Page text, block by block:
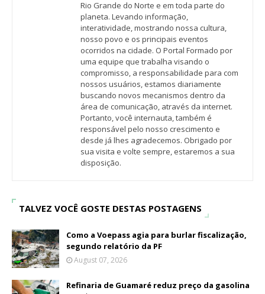
Rio Grande do Norte e em toda parte do
planeta. Levando informação,
interatividade, mostrando nossa cultura,
nosso povo e os principais eventos
ocorridos na cidade. O Portal Formado por
uma equipe que trabalha visando o
compromisso, a responsabilidade para com
nossos usuários, estamos diariamente
buscando novos mecanismos dentro da
área de comunicação, através da internet.
Portanto, você internauta, também é
responsável pelo nosso crescimento e
desde já lhes agradecemos. Obrigado por
sua visita e volte sempre, estaremos a sua
disposição.
TALVEZ VOCÊ GOSTE DESTAS POSTAGENS
Como a Voepass agia para burlar fiscalização,
segundo relatório da PF
August 07, 2026
Refinaria de Guamaré reduz preço da gasolina